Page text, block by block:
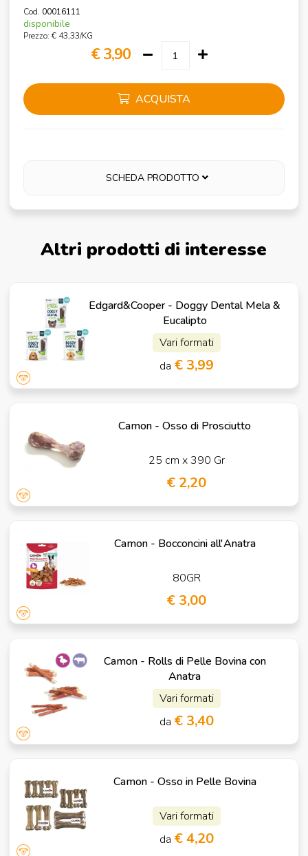
Cod. 00016111
disponibile
Prezzo: € 43,33/KG
€ 3,90
ACQUISTA
SCHEDA PRODOTTO
Altri prodotti di interesse
Edgard&Cooper - Doggy Dental Mela &
Eucalipto
Vari formati
da € 3,99
Camon - Osso di Prosciutto
25 cm x 390 Gr
€ 2,20
Camon - Bocconcini all'Anatra
80GR
€ 3,00
Camon - Rolls di Pelle Bovina con
Anatra
Vari formati
da € 3,40
Camon - Osso in Pelle Bovina
Vari formati
da € 4,20